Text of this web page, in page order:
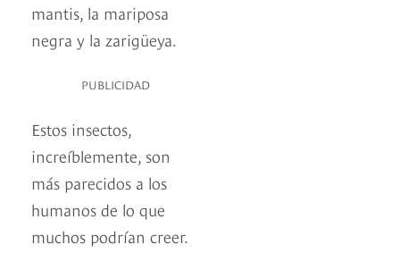
mantis, la mariposa
negra y la zarigüeya.
PUBLICIDAD
Estos insectos,
increíblemente, son
más parecidos a los
humanos de lo que
muchos podrían creer.